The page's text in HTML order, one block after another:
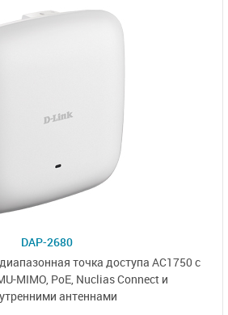
DAP-2680
точка доступа AC1750 с
MIMO, РоЕ, Nuclias Connectи
антеннами